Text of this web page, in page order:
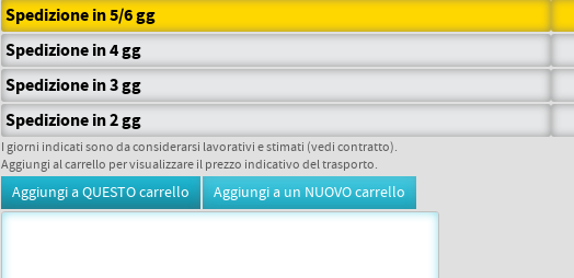
Spedizione in 5/6 gg
Spedizione in 4 gg
Spedizione in 3 gg
Spedizione in 2 gg
I giorni indicati sono da considerarsi lavorativi e stimati (vedi contratto).
Aggiungi al carrello per visualizzare il prezzo indicativo del trasporto.